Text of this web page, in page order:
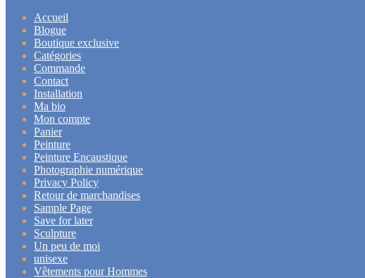
Accueil
Blogue
Boutique exclusive
Catégories
Commande
Contact
Installation
Ma bio
Mon compte
Panier
Peinture
Peinture Encaustique
Photographie numérique
Privacy Policy
Retour de marchandises
Sample Page
Save for later
Sculpture
Un peu de moi
unisexe
Vêtements pour Hommes